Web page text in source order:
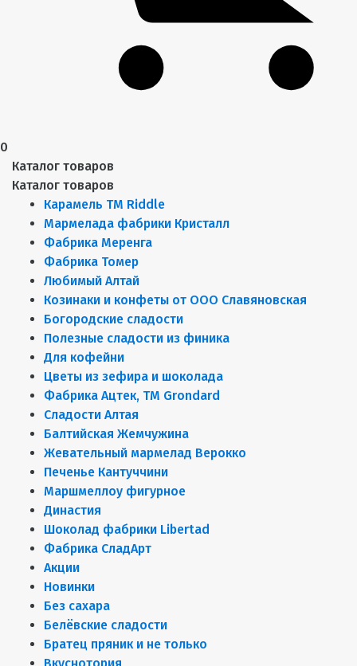
0
Каталог товаров
Каталог товаров
Карамель ТМ Riddle
Мармелада фабрики Кристалл
Фабрика Меренга
Фабрика Томер
Любимый Алтай
Козинаки и конфеты от ООО Славяновская
Богородские сладости
Полезные сладости из финика
Для кофейни
Цветы из зефира и шоколада
Фабрика Ацтек, ТМ Grondard
Сладости Алтая
Балтийская Жемчужина
Жевательный мармелад Верокко
Печенье Кантуччини
Маршмеллоу фигурное
Династия
Шоколад фабрики Libertad
Фабрика СладАрт
Акции
Новинки
Без сахара
Белёвские сладости
Братец пряник и не только